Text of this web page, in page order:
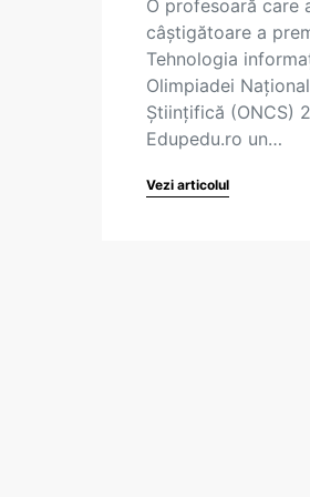
O profesoară care
câștigătoare a
Tehnologia
Olimpiadei
Științifică (ONCS)
Edupedu.ro un…
Vezi articolul